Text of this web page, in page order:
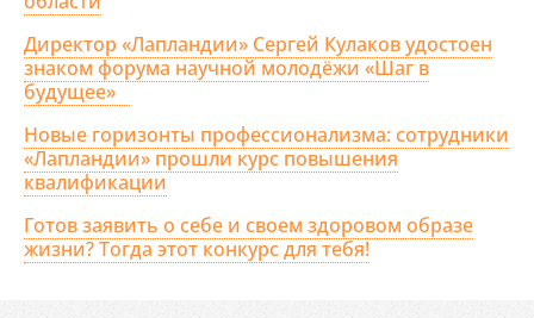
Директор «Лапландии» Сергей Кулаков удостоен
знаком форума научной молодёжи «Шаг в
будущее»
Новые горизонты профессионализма: сотрудники
«Лапландии» прошли курс повышения
квалификации
Готов заявить о себе и своем здоровом образе
жизни? Тогда этот конкурс для тебя!